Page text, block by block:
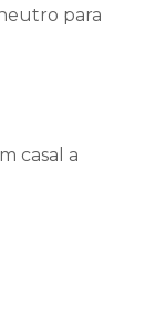
para
casal a